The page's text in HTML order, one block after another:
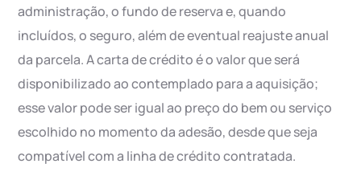
administração, o fundo de reserva e, quando
incluídos, o seguro, além de eventual reajuste anual
da parcela. A carta de crédito é o valor que será
disponibilizado ao contemplado para a aquisição;
esse valor pode ser igual ao preço do bem ou serviço
escolhido no momento da adesão, desde que seja
compatível com a linha de crédito contratada.